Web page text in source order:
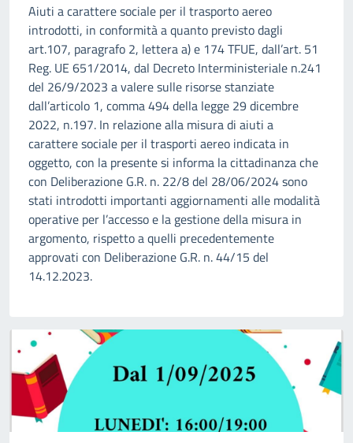
Aiuti a carattere sociale per il trasporto aereo
introdotti, in conformità a quanto previsto dagli
art.107, paragrafo 2, lettera a) e 174 TFUE, dall’art. 51
Reg. UE 651/2014, dal Decreto Interministeriale n.241
del 26/9/2023 a valere sulle risorse stanziate
dall’articolo 1, comma 494 della legge 29 dicembre
2022, n.197. In relazione alla misura di aiuti a
carattere sociale per il trasporti aereo indicata in
oggetto, con la presente si informa la cittadinanza che
con Deliberazione G.R. n. 22/8 del 28/06/2024 sono
stati introdotti importanti aggiornamenti alle modalità
operative per l’accesso e la gestione della misura in
argomento, rispetto a quelli precedentemente
approvati con Deliberazione G.R. n. 44/15 del
14.12.2023.